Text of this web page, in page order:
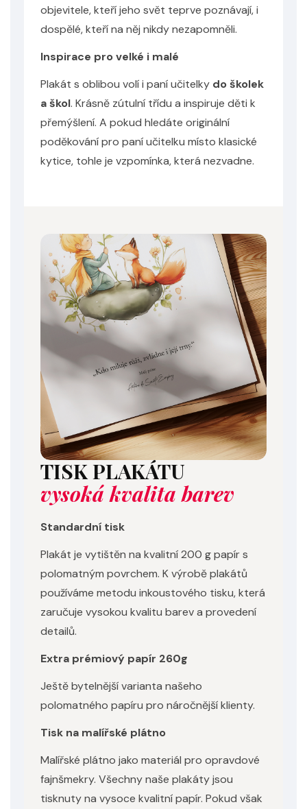
objevitele, kteří jeho svět teprve poznávají, i
dospělé, kteří na něj nikdy nezapomněli.
Inspirace pro velké i malé
Plakát s oblibou volí i paní učitelky do školek
a škol. Krásně zútulní třídu a inspiruje děti k
přemýšlení. A pokud hledáte originální
poděkování pro paní učitelku místo klasické
kytice, tohle je vzpomínka, která nezvadne.
TISK PLAKÁTU
vysoká kvalita barev
Standardní tisk
Plakát je vytištěn na kvalitní 200 g papír s
polomatným povrchem. K výrobě plakátů
používáme metodu inkoustového tisku, která
zaručuje vysokou kvalitu barev a provedení
detailů.
Extra prémiový papír 260g
Ještě bytelnější varianta našeho
polomatného papíru pro náročnější klienty.
Tisk na malířské plátno
Malířské plátno jako materiál pro opravdové
fajnšmekry. Všechny naše plakáty jsou
tisknuty na vysoce kvalitní papír. Pokud však